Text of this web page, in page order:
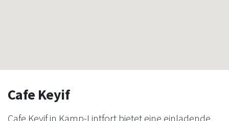
Cafe Keyif
Cafe Keyif in Kamp-Lintfort bietet eine einladende